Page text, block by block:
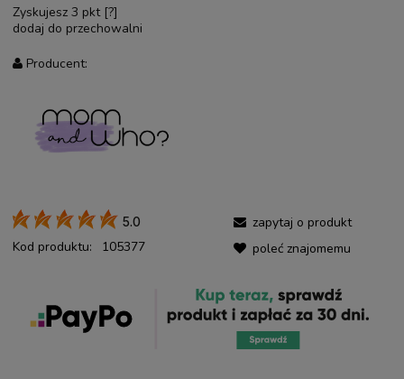
Zyskujesz 3 pkt [?]
dodaj do przechowalni
Producent:
5.0
Kod produktu: 105377
zapytaj o produkt
poleć znajomemu